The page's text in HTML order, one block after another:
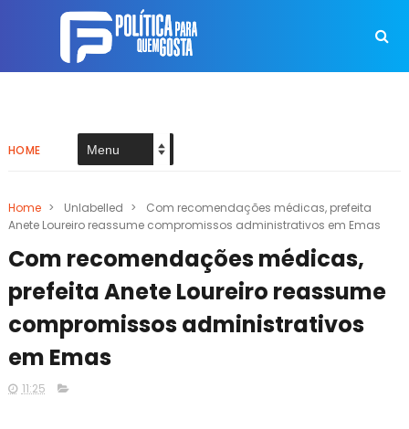
HOME
Home > Unlabelled >
Com recomendações médicas, prefeita
Anete Loureiro reassume compromissos administrativos em Emas
Com recomendações médicas,
prefeita Anete Loureiro reassume
compromissos administrativos
em Emas
11:25